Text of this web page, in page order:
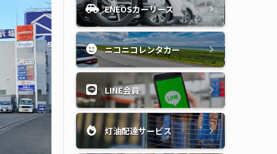
ENEOSカーリース
ニコニコレンタカー
LINE会員
灯油配達サービス